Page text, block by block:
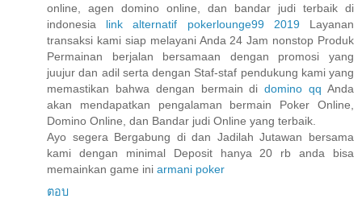
online, agen domino online, dan bandar judi terbaik di
indonesia link alternatif pokerlounge99 2019Layanan
transaksi kami siap melayani Anda 24 Jam nonstop Produk
Permainan berjalan bersamaan dengan promosi yang
juujur dan adil serta dengan Staf-staf pendukung kami yang
memastikan bahwa dengan bermain didomino qq Anda
akan mendapatkan pengalaman bermain Poker Online,
Domino Online, dan Bandar judi Online yang terbaik.
Ayo segera Bergabung di dan Jadilah Jutawan bersama
kami dengan minimal Deposit hanya 20 rb anda bisa
memainkan game ini armani poker
ตอบ